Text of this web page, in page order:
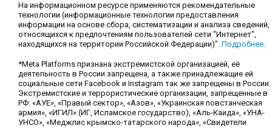
На информационном ресурсе применяются рекомендательные
технологии (информационные технологии предоставления
информации на основе сбора, систематизации и анализа сведений,
относящихся к предпочтениям пользователей сети "Интернет",
находящихся на территории Российской Федерации)". Подробнее.
*Meta Platforms признана экстремистской организацией, её
деятельность в России запрещена, а также принадлежащие ей
социальные сети Facebook и Instagram так же запрещены в России.
Экстремистские и террористические организации, запрещенные в
РФ: «АУЕ», «Правый сектор», «Азов», «Украинская повстанческая
армия», «ИГИЛ» (ИГ, Исламское государство), «Аль-Каида», «УНА-
УНСО», «Меджлис крымско-татарского народа», «Свидетели